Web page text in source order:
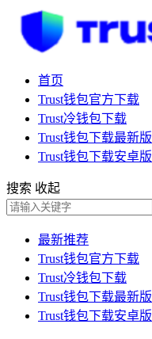
首页
Trust钱包官方下载
Trust冷钱包下载
Trust钱包下载最新版
Trust钱包下载安卓版
搜索 收起
最新推荐
Trust钱包官方下载
Trust冷钱包下载
Trust钱包下载最新版
Trust钱包下载安卓版